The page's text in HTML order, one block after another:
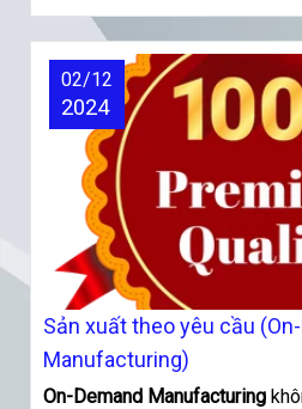
Sản xuất theo yêu cầu
Manufacturing)
02/12
2024
On-Demand Manufacturing